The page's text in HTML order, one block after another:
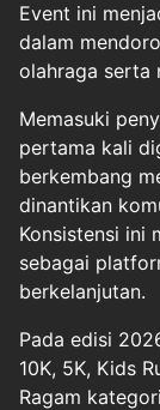
Event ini
dalam
olahraga serta
Memasuki
pertama kali
berkembang
dinantikan
Konsistensi ini
sebagai
berkelanjutan.
Pada edisi
10K, 5K, Kids
Ragam